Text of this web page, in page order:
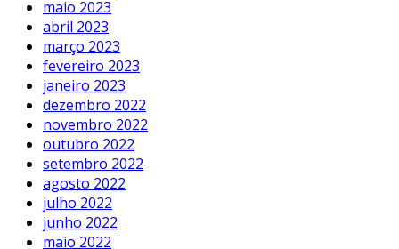
maio 2023
abril 2023
março 2023
fevereiro 2023
janeiro 2023
dezembro 2022
novembro 2022
outubro 2022
setembro 2022
agosto 2022
julho 2022
junho 2022
maio 2022